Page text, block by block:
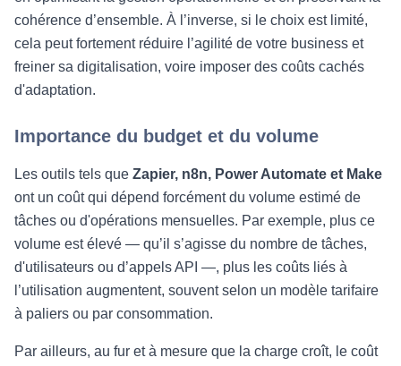
cohérence d’ensemble. À l’inverse, si le choix est limité,
cela peut fortement réduire l’agilité de votre business et
freiner sa digitalisation, voire imposer des coûts cachés
d'adaptation.
Importance du budget et du volume
Les outils tels que Zapier, n8n, Power Automate et Make
ont un coût qui dépend forcément du volume estimé de
tâches ou d'opérations mensuelles. Par exemple, plus ce
volume est élevé — qu’il s’agisse du nombre de tâches,
d'utilisateurs ou d’appels API —, plus les coûts liés à
l’utilisation augmentent, souvent selon un modèle tarifaire
à paliers ou par consommation.
Par ailleurs, au fur et à mesure que la charge croît, le coût